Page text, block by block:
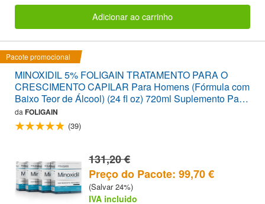
Adicionar ao carrinho
Pacote promocional
MINOXIDIL 5% FOLIGAIN TRATAMENTO PARA O
CRESCIMENTO CAPILAR Para Homens (Fórmula com
Baixo Teor de Álcool) (24 fl oz) 720ml Suplemento Para
12 Meses
da FOLIGAIN
(39)
131,20 €
Preço do Pacote: 99,70 €
(Salvar 24%)
IVA incluido